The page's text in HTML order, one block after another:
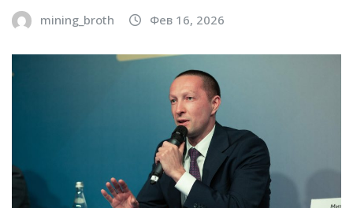
mining_broth Фев 16, 2026